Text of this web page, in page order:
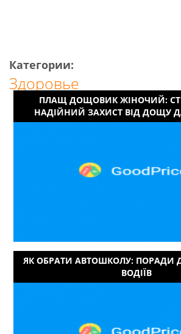
Категории:
Здоровье
ПЛАЩ ДОЩОВИК ЖІНОЧИЙ:
НАДІЙНИЙ ЗАХИСТ ВІД ДОЩУ
ЯК ОБРАТИ АВТОШКОЛУ: ПОРАДИ
ВОДІЇВ